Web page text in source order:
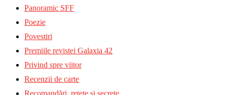
Panoramic SFF
Poezie
Povestiri
Premiile revistei Galaxia 42
Privind spre viitor
Recenzii de carte
Recomandări, rețete și secrete